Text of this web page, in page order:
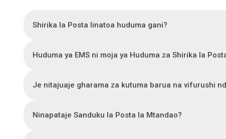
Shirika la Posta linatoa huduma gani?
Huduma ya EMS ni moja ya Huduma za Shirika la
Je nitajuaje gharama za kutuma barua na vifurushi
Ninapataje Sanduku la Posta la Mtandao?